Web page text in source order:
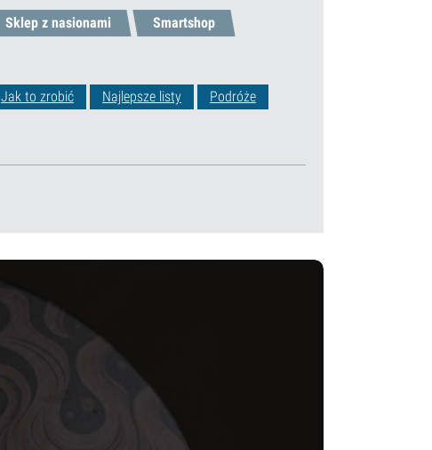
Sklep z nasionami Smartshop
Jak to zrobić Najlepsze listy
Podróże